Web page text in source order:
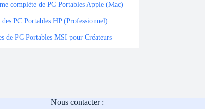
complète de PC Portables Apple (Mac)
PC Portables HP (Professionnel)
de PC Portables MSI pour Créateurs
Nous contacter :